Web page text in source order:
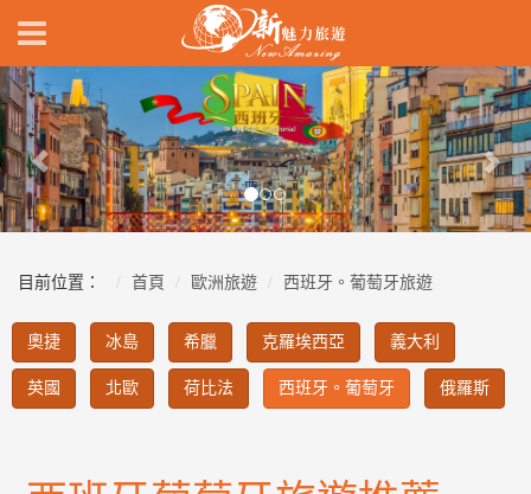
Previous
目前位置： 首頁 歐洲旅遊 西班牙。葡萄牙旅遊
奧捷 冰島 希臘 克羅埃西亞 義大利
英國 北歐 荷比法 西班牙。葡萄牙 俄羅斯